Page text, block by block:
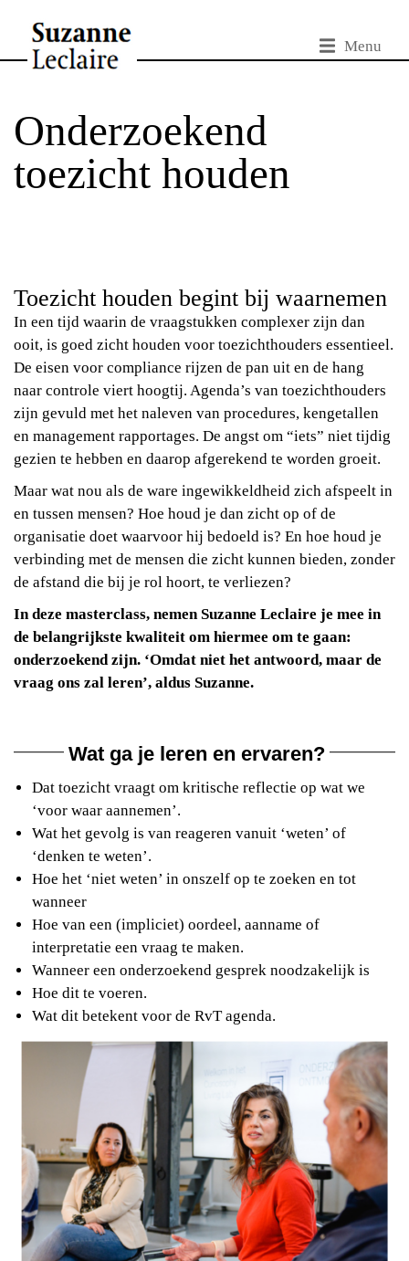
Menu
Onderzoekend
toezicht houden
Toezicht houden begint bij waarnemen
In een tijd waarin de vraagstukken complexer zijn dan
ooit, is goed zicht houden voor toezichthouders essentieel.
De eisen voor compliance rijzen de pan uit en de hang
naar controle viert hoogtij. Agenda’s van toezichthouders
zijn gevuld met het naleven van procedures, kengetallen
en management rapportages. De angst om “iets” niet tijdig
gezien te hebben en daarop afgerekend te worden groeit.
Maar wat nou als de ware ingewikkeldheid zich afspeelt in
en tussen mensen? Hoe houd je dan zicht op of de
organisatie doet waarvoor hij bedoeld is? En hoe houd je
verbinding met de mensen die zicht kunnen bieden, zonder
de afstand die bij je rol hoort, te verliezen?
In deze masterclass, nemen Suzanne Leclaire je mee in
de belangrijkste kwaliteit om hiermee om te gaan:
onderzoekend zijn. ‘Omdat niet het antwoord, maar de
vraag ons zal leren’, aldus Suzanne.
Wat ga je leren en ervaren?
Dat toezicht vraagt om kritische reflectie op wat we
‘voor waar aannemen’.
Wat het gevolg is van reageren vanuit ‘weten’ of
‘denken te weten’.
Hoe het ‘niet weten’ in onszelf op te zoeken en tot
wanneer
Hoe van een (impliciet) oordeel, aanname of
interpretatie een vraag te maken.
Wanneer een onderzoekend gesprek noodzakelijk is
Hoe dit te voeren.
Wat dit betekent voor de RvT agenda.